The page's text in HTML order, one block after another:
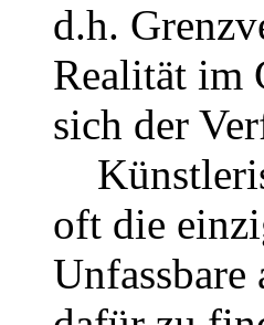
d.h.
Realität im
sich der
oft die